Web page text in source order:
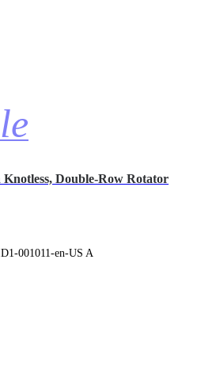
Double-Row Rotator
001011-en-US A